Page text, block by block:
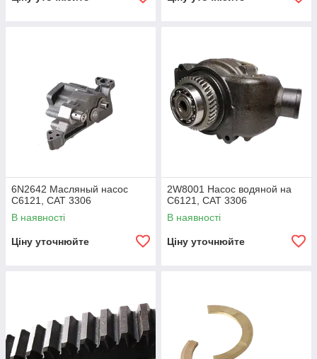
6N2642 Масляный насос
C6121, CAT 3306
В наявності
Ціну уточнюйте
2W8001 Насос водяной на
C6121, CAT 3306
В наявності
Ціну уточнюйте